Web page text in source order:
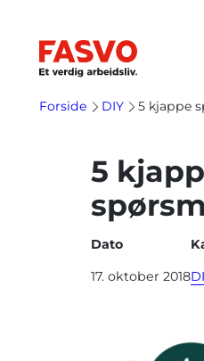
innhold
Forside DIY 5 kjappe
5
Dato
17. oktober 2018